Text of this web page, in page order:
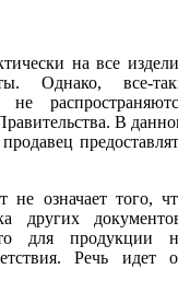
на все
Однако, все-
В
означает того,
других
для продукции
Речь идет